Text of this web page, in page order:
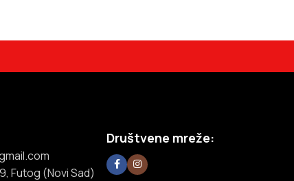
Futog (Novi Sad)
Društvene mreže: